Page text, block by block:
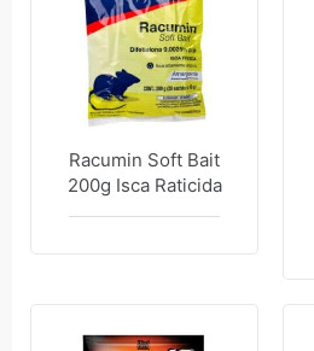
Racumin Soft Bait
200g Isca Raticida